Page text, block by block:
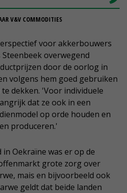
V&V COMMODITIES
voor akkerbouwers
overwegend
door de oorlog in
volgens hem goed gebruiken
dekken. 'Voor individuele
dat ze ook in een
op orde houden en
produceren.'
in Oekraïne was er op de
grote zorg over
mais en bijvoorbeeld ook
geldt dat beide landen